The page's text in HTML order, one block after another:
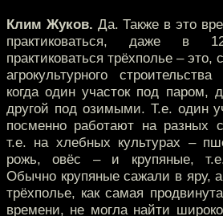
Клим Жуков. Да. Также в это
практиковаться, даже в
практиковаться трёхполье –
агрокультурного
когда один участок под паром,
другой под озимыми. Т.е. один
посменно работают на разных
т.е. на хлебных культурах –
рожь, овёс – и крупяные,
Обычно крупяные сажали в яру,
трёхполье, как самая
времени, не могла найти